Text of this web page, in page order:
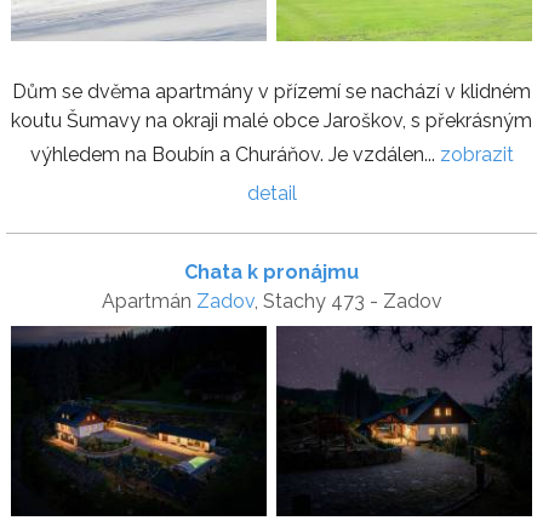
Dům se dvěma apartmány v přízemí se nachází v klidném
koutu Šumavy na okraji malé obce Jaroškov, s překrásným
výhledem na Boubín a Churáňov. Je vzdálen... zobrazit
detail
Chata k pronájmu
Apartmán Zadov, Stachy 473 - Zadov